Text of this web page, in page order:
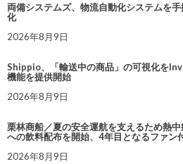
両備システムズ、物流自動化システムを
化
2026年8月9日
Shippio、「輸送中の商品」の可視化を
機能を提供開始
2026年8月9日
栗林商船／夏の安全運航を支えるため熱
への飲料配布を開始、4年目となるファン
2026年8月9日